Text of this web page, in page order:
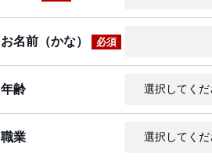
お名前（かな） 必須
年齢
職業